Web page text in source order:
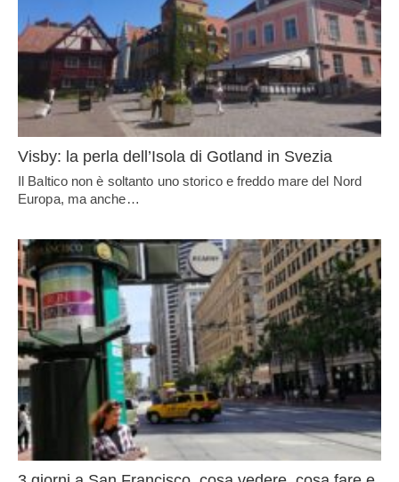
Visby: la perla dell’Isola di Gotland in Svezia
Il Baltico non è soltanto uno storico e freddo mare del Nord
Europa, ma anche…